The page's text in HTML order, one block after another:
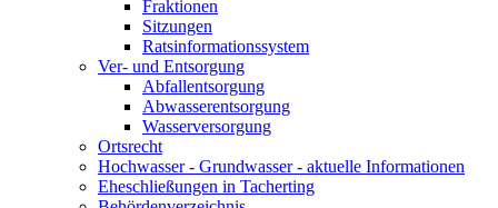
Fraktionen
Sitzungen
Ratsinformationssystem
Ver- und Entsorgung
Abfallentsorgung
Abwasserentsorgung
Wasserversorgung
Ortsrecht
Hochwasser - Grundwasser - aktuelle Informationen
Eheschließungen in Tacherting